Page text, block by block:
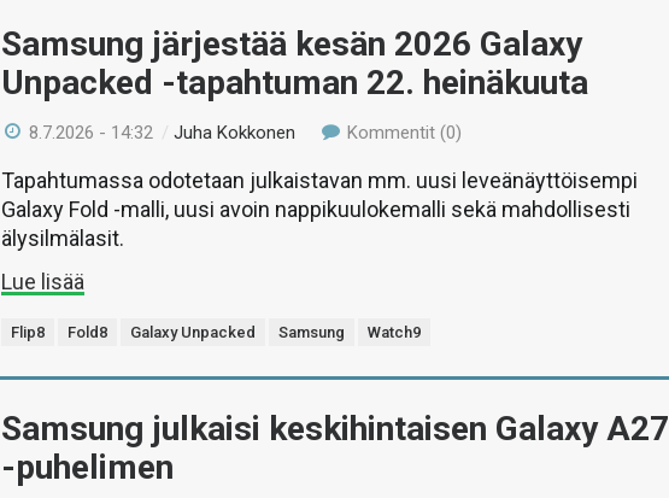
Samsung järjestää kesän 2026 Galaxy
Unpacked -tapahtuman 22. heinäkuuta
8.7.2026 - 14:32 /Juha Kokkonen Kommentit (0)
Tapahtumassa odotetaan julkaistavan mm. uusi leveänäyttöisempi
Galaxy Fold -malli, uusi avoin nappikuulokemalli sekä mahdollisesti
älysilmälasit.
Lue lisää
Flip8 Fold8 Galaxy Unpacked Samsung Watch9
Samsung julkaisi keskihintaisen Galaxy A27
-puhelimen